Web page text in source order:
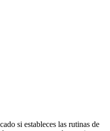
si estableces las rutinas de